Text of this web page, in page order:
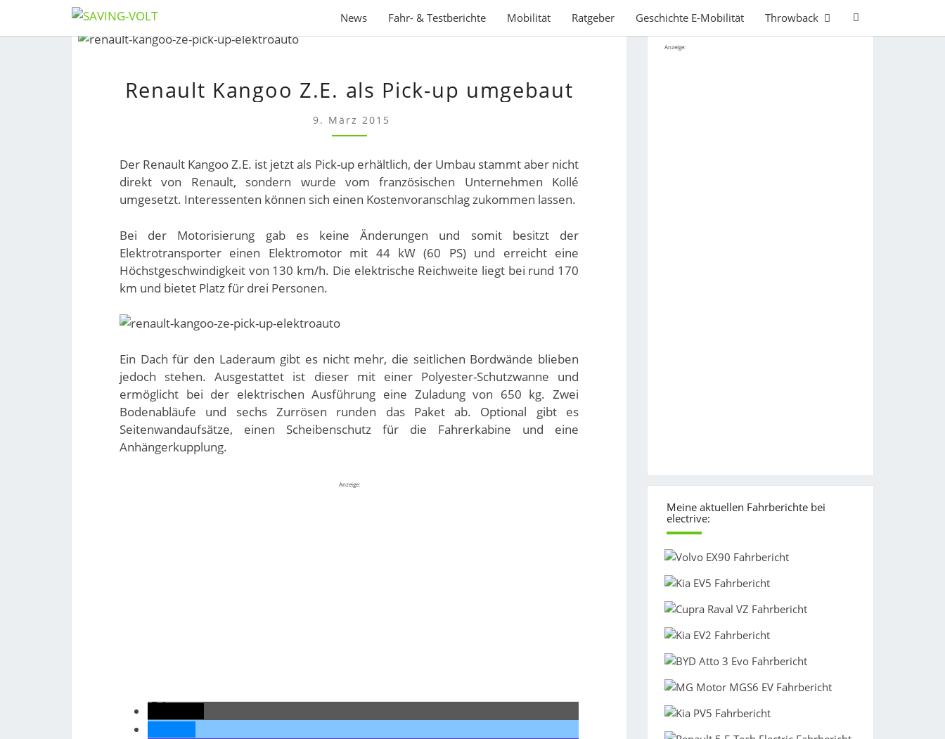
Skip
News Fahr- & Testberichte Mobilität Ratgeber Geschichte E-Mobilität Throwback
Search
KANGOO
ALS
UP
UMGEBAUT
Renault Kangoo Z.E. als Pick-up umgebaut
9. März 2015
Der Renault Kangoo Z.E. ist jetzt als Pick-up erhältlich, der Umbau stammt aber nicht
direkt von Renault, sondern wurde vom französischen Unternehmen Kollé
umgesetzt. Interessenten können sich einen Kostenvoranschlag zukommen lassen.
Bei der Motorisierung gab es keine Änderungen und somit besitzt der
Elektrotransporter einen Elektromotor mit 44 kW (60 PS) und erreicht eine
Höchstgeschwindigkeit von 130 km/h. Die elektrische Reichweite liegt bei rund 170
km und bietet Platz für drei Personen.
Ein Dach für den Laderaum gibt es nicht mehr, die seitlichen Bordwände blieben
jedoch stehen. Ausgestattet ist dieser mit einer Polyester-Schutzwanne und
ermöglicht bei der elektrischen Ausführung eine Zuladung von 650 kg. Zwei
Bodenabläufe und sechs Zurrösen runden das Paket ab. Optional gibt es
Seitenwandaufsätze, einen Scheibenschutz für die Fahrerkabine und eine
Anhängerkupplung.
Anzeige:
Anzeige:
Meine aktuellen Fahrberichte bei
electrive: